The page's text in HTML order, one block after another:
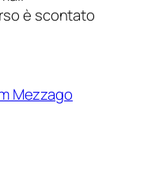
è scontato
Mezzago